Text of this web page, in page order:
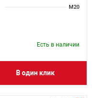
M20
Есть в наличии
В один клик